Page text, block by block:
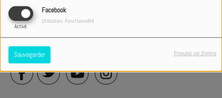
Facebook
Activé
Utilisation: Fonctionnalité
Sauvegarder Propulsé par Orejime
Suivre l'artiste :